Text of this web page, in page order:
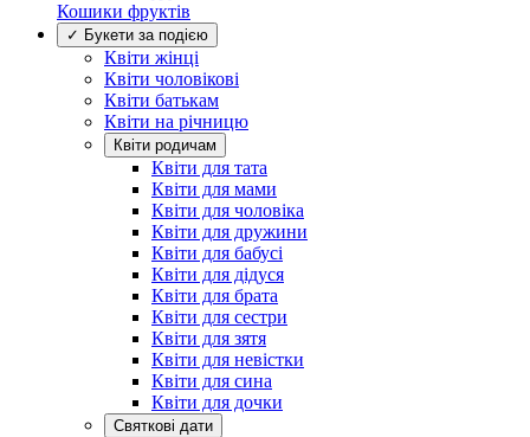
Кошики фруктів
✓ Букети за подією
Квіти жінці
Квіти чоловікові
Квіти батькам
Квіти на річницю
Квіти родичам
Квіти для тата
Квіти для мами
Квіти для чоловіка
Квіти для дружини
Квіти для бабусі
Квіти для дідуся
Квіти для брата
Квіти для сестри
Квіти для зятя
Квіти для невістки
Квіти для сина
Квіти для дочки
Святкові дати